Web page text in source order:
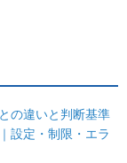
の違いと判断基準
設定・制限・エラ